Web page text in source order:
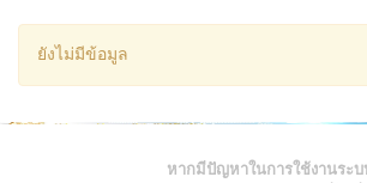
ยังไม่มีข้อมูล
หากมีปัญหาในการใช้งานระบ